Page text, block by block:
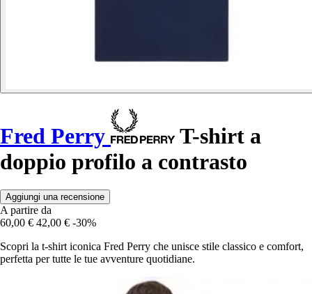
Fred Perry
T-shirt a
doppio profilo a contrasto
Aggiungi una recensione
A partire da
60,00 € 42,00 € -30%
Scopri la t-shirt iconica Fred Perry che unisce stile classico e comfort,
perfetta per tutte le tue avventure quotidiane.